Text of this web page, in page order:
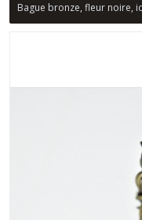
Bague bronze, fleur noire,